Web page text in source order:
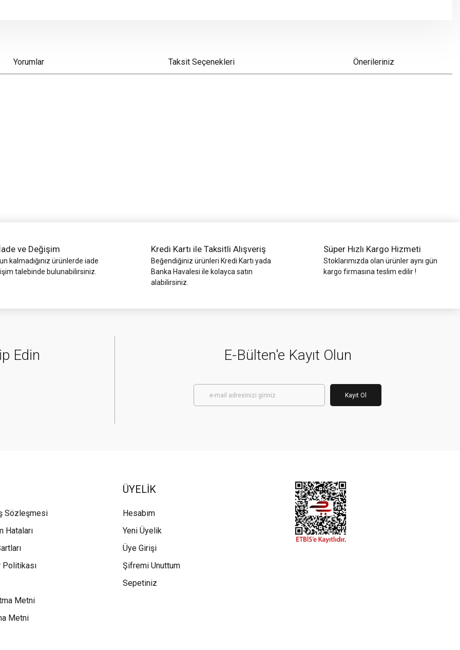
Yorumlar Taksit Seçenekleri Önerileriniz
ve Değişim
kalmadığınız ürünlerde iade
talebinde bulunabilirsiniz.
Kredi Kartı ile Taksitli Alışveriş
Beğendiğiniz ürünleri Kredi Kartı yada
Banka Havalesi ile kolayca satın
alabilirsiniz.
Süper Hızlı Kargo Hizmeti
Stoklarımızda olan ürünler aynı gün
kargo firmasına teslim edilir !
Edin E-Bülten'e Kayıt Olun
Kayıt Ol
Sözleşmesi
Hataları
Metni
Metni
ÜYELİK
Hesabım
Yeni Üyelik
Üye Girişi
Şifremi Unuttum
Sepetiniz